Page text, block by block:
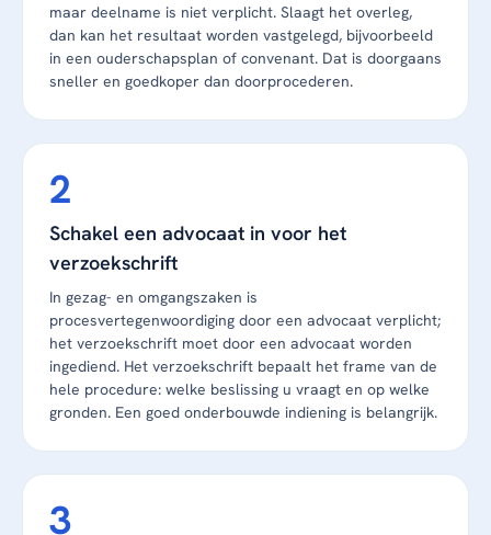
maar deelname is niet verplicht. Slaagt het overleg,
dan kan het resultaat worden vastgelegd, bijvoorbeeld
in een ouderschapsplan of convenant. Dat is doorgaans
sneller en goedkoper dan doorprocederen.
Schakel een advocaat in voor het
verzoekschrift
In gezag- en omgangszaken is
procesvertegenwoordiging door een advocaat verplicht;
het verzoekschrift moet door een advocaat worden
ingediend. Het verzoekschrift bepaalt het frame van de
hele procedure: welke beslissing u vraagt en op welke
gronden. Een goed onderbouwde indiening is belangrijk.